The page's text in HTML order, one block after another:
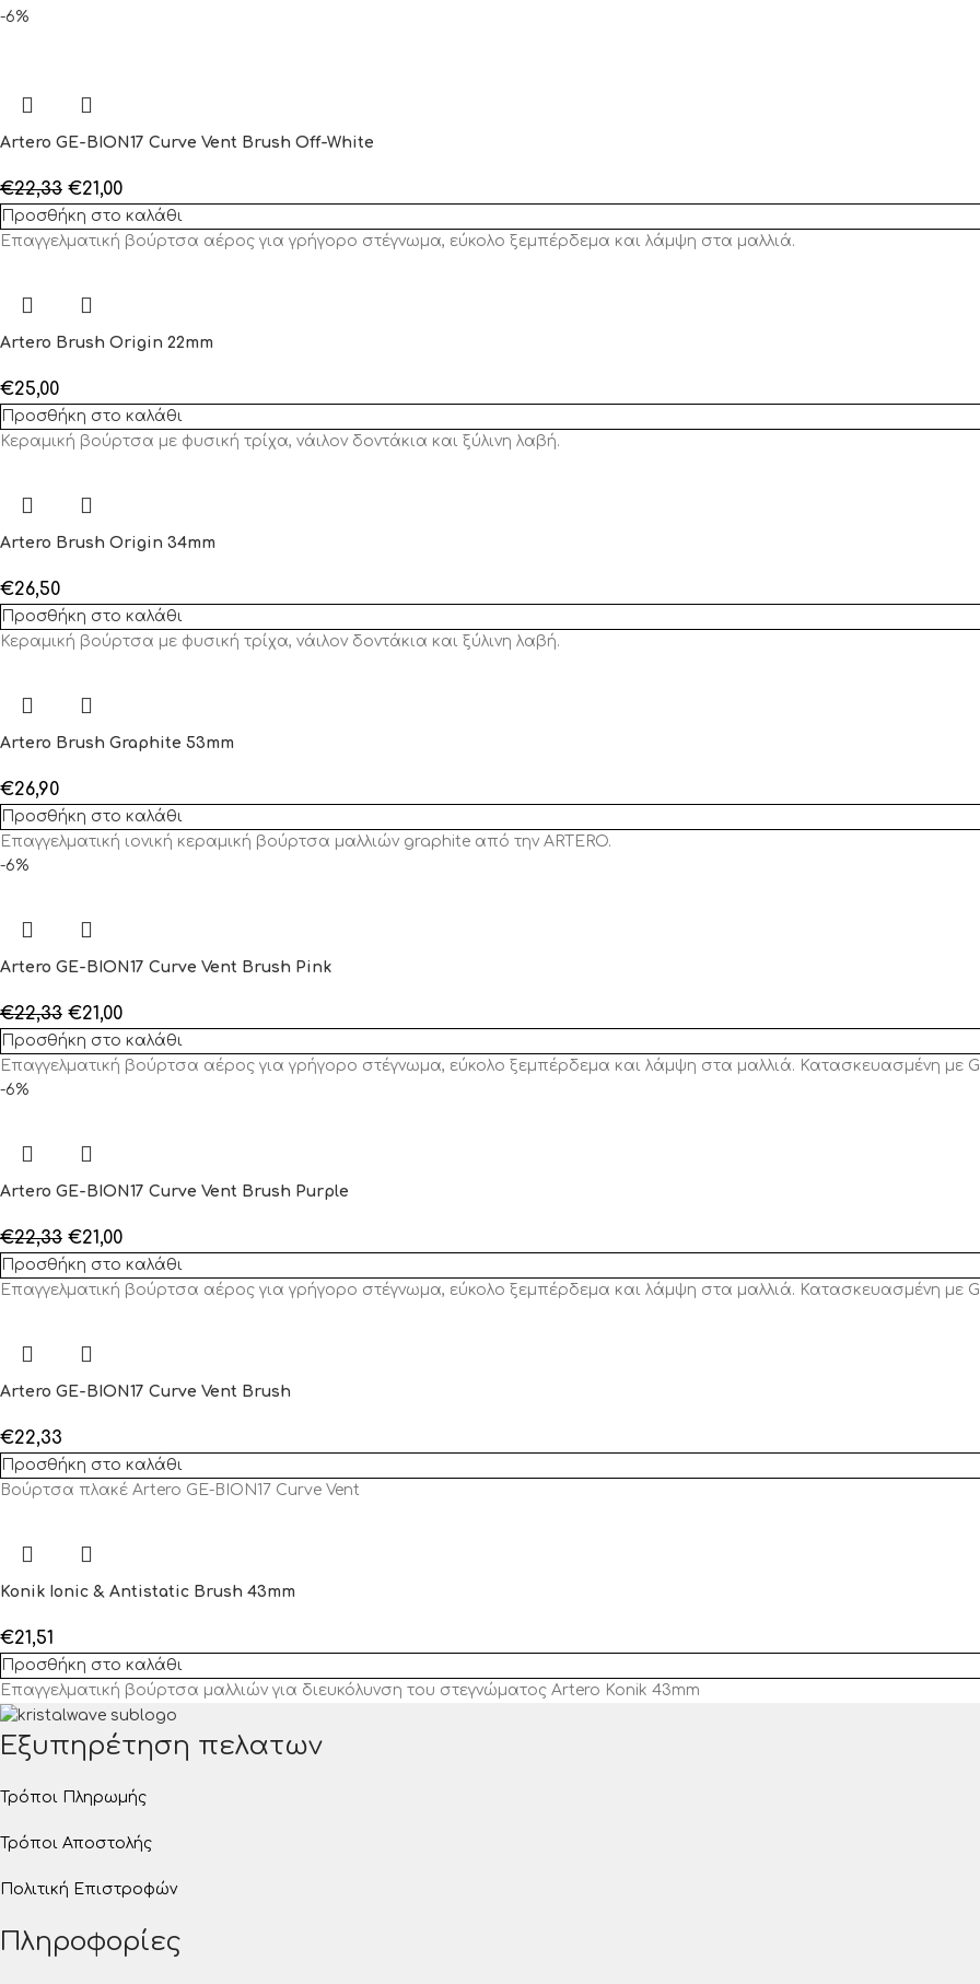
-6%
Artero GE-BION17 Curve Vent Brush Off-White
€22,33 €21,00
Προσθήκη στο καλάθι
Επαγγελματική βούρτσα αέρος για γρήγορο στέγνωμα, εύκολο ξεμπέρδεμα και λάμψη στα μαλλιά.
Artero Brush Origin 22mm
€25,00
Προσθήκη στο καλάθι
Κεραμική βούρτσα με φυσική τρίχα, νάιλον δοντάκια και ξύλινη λαβή.
Artero Brush Origin 34mm
€26,50
Προσθήκη στο καλάθι
Κεραμική βούρτσα με φυσική τρίχα, νάιλον δοντάκια και ξύλινη λαβή.
Artero Brush Graphite 53mm
€26,90
Προσθήκη στο καλάθι
Επαγγελματική ιονική κεραμική βούρτσα μαλλιών graphite από την ARTERO.
-6%
Artero GE-BION17 Curve Vent Brush Pink
€22,33 €21,00
Προσθήκη στο καλάθι
Επαγγελματική βούρτσα αέρος για γρήγορο στέγνωμα, εύκολο ξεμπέρδεμα και λάμψη στα μαλλιά. Κατασκευασμένη με
-6%
Artero GE-BION17 Curve Vent Brush Purple
€22,33 €21,00
Προσθήκη στο καλάθι
Επαγγελματική βούρτσα αέρος για γρήγορο στέγνωμα, εύκολο ξεμπέρδεμα και λάμψη στα μαλλιά. Κατασκευασμένη με
Artero GE-BION17 Curve Vent Brush
€22,33
Προσθήκη στο καλάθι
Βούρτσα πλακέ Artero GE-BION17 Curve Vent
Konik Ionic & Antistatic Brush 43mm
€21,51
Προσθήκη στο καλάθι
Επαγγελματική βούρτσα μαλλιών για διευκόλυνση του στεγνώματος Artero Konik 43mm
Εξυπηρέτηση πελατων
Τρόποι Πληρωμής
Τρόποι Αποστολής
Πολιτική Επιστροφών
Πληροφορίες